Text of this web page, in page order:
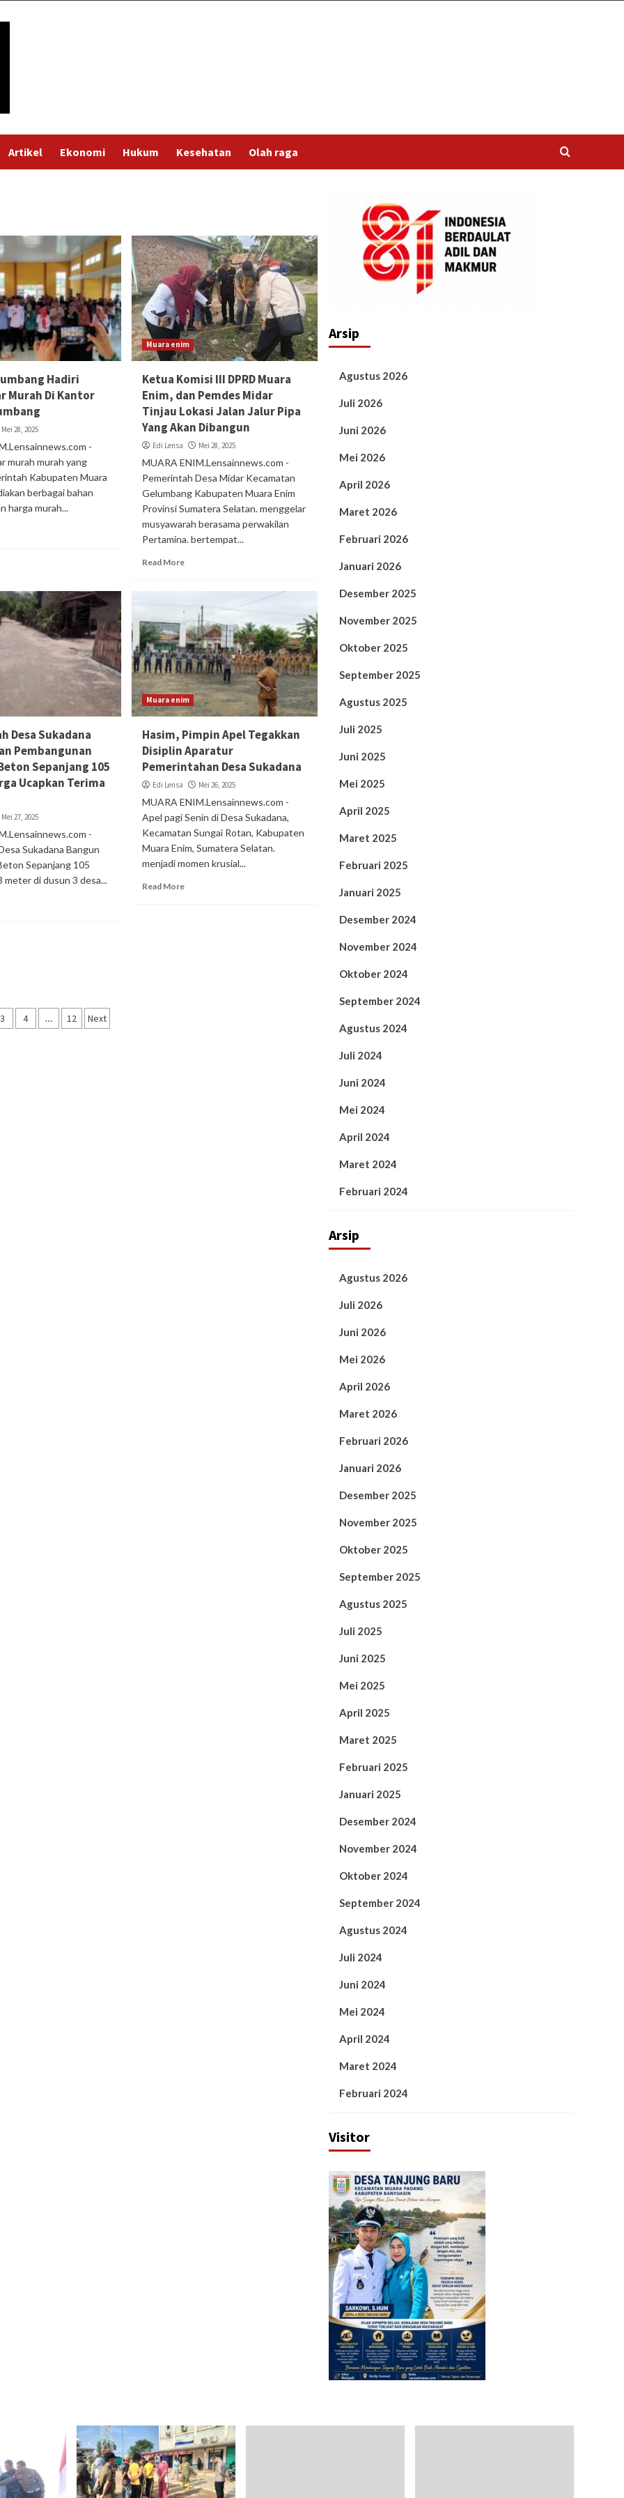
Artikel Ekonomi Hukum Kesehatan Olah raga
Hadiri
Murah Di Kantor
Mei 28, 2025
-
murah murah yang
Kabupaten Muara
berbagai bahan
harga murah...
Muara enim
Ketua Komisi III DPRD Muara
Enim, dan Pemdes Midar
Tinjau Lokasi Jalan Jalur Pipa
Yang Akan Dibangun
Edi Lensa Mei 28, 2025
MUARA ENIM.Lensainnews.com -
Pemerintah Desa Midar Kecamatan
Gelumbang Kabupaten Muara Enim
Provinsi Sumatera Selatan. menggelar
musyawarah berasama perwakilan
Pertamina. bertempat...
Read More
Desa Sukadana
Pembangunan
Sepanjang 105
Ucapkan Terima
Mei 27, 2025
-
Sukadana Bangun
Sepanjang 105
meter di dusun 3 desa...
Muara enim
Hasim, Pimpin Apel Tegakkan
Disiplin Aparatur
Pemerintahan Desa Sukadana
Edi Lensa Mei 26, 2025
MUARA ENIM.Lensainnews.com -
Apel pagi Senin di Desa Sukadana,
Kecamatan Sungai Rotan, Kabupaten
Muara Enim, Sumatera Selatan.
menjadi momen krusial...
Read More
3 4 … 12 Next
Arsip
Agustus 2026
Juli 2026
Juni 2026
Mei 2026
April 2026
Maret 2026
Februari 2026
Januari 2026
Desember 2025
November 2025
Oktober 2025
September 2025
Agustus 2025
Juli 2025
Juni 2025
Mei 2025
April 2025
Maret 2025
Februari 2025
Januari 2025
Desember 2024
November 2024
Oktober 2024
September 2024
Agustus 2024
Juli 2024
Juni 2024
Mei 2024
April 2024
Maret 2024
Februari 2024
Arsip
Agustus 2026
Juli 2026
Juni 2026
Mei 2026
April 2026
Maret 2026
Februari 2026
Januari 2026
Desember 2025
November 2025
Oktober 2025
September 2025
Agustus 2025
Juli 2025
Juni 2025
Mei 2025
April 2025
Maret 2025
Februari 2025
Januari 2025
Desember 2024
November 2024
Oktober 2024
September 2024
Agustus 2024
Juli 2024
Juni 2024
Mei 2024
April 2024
Maret 2024
Februari 2024
Visitor